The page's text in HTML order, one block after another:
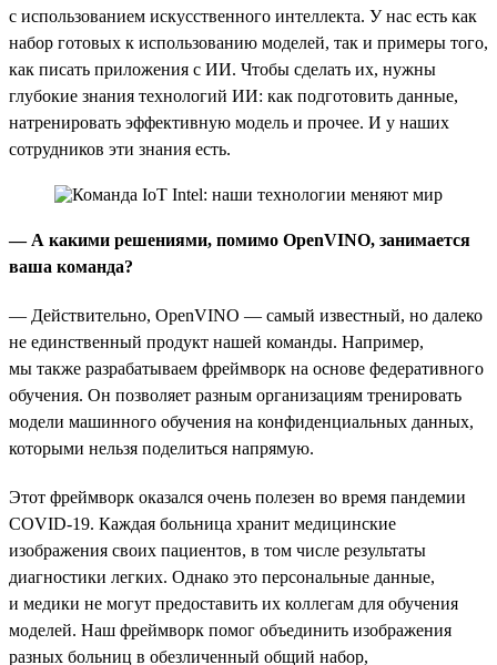
с использованием искусственного интеллекта. У нас есть как
набор готовых к использованию моделей, так и примеры того,
как писать приложения с ИИ. Чтобы сделать их, нужны
глубокие знания технологий ИИ: как подготовить данные,
натренировать эффективную модель и прочее. И у наших
сотрудников эти знания есть.
— А какими решениями, помимо OpenVINO, занимается
ваша команда?
— Действительно, OpenVINO — самый известный, но далеко
не единственный продукт нашей команды. Например,
мы также разрабатываем фреймворк на основе федеративного
обучения. Он позволяет разным организациям тренировать
модели машинного обучения на конфиденциальных данных,
которыми нельзя поделиться напрямую.
Этот фреймворк оказался очень полезен во время пандемии
COVID-19. Каждая больница хранит медицинские
изображения своих пациентов, в том числе результаты
диагностики легких. Однако это персональные данные,
и медики не могут предоставить их коллегам для обучения
моделей. Наш фреймворк помог объединить изображения
разных больниц в обезличенный общий набор,